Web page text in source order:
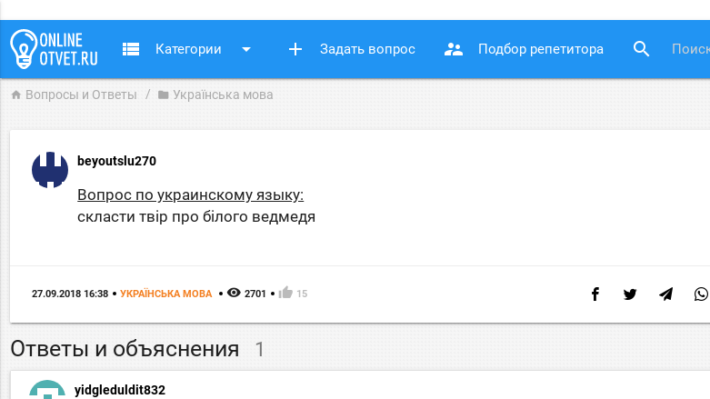
view_list Категории arrow_drop_down add Задать вопрос supervisor_account Подбор репетитора search
home Вопросы и Ответы folder Українська мова
beyoutslu270
Вопрос по украинскому языку:
скласти твір про білого ведмедя
27.09.2018 16:38 УКРАЇНСЬКА МОВА remove_red_eye 2701 thumb_up 15
Ответы и объяснения 1
yidgleduldit832